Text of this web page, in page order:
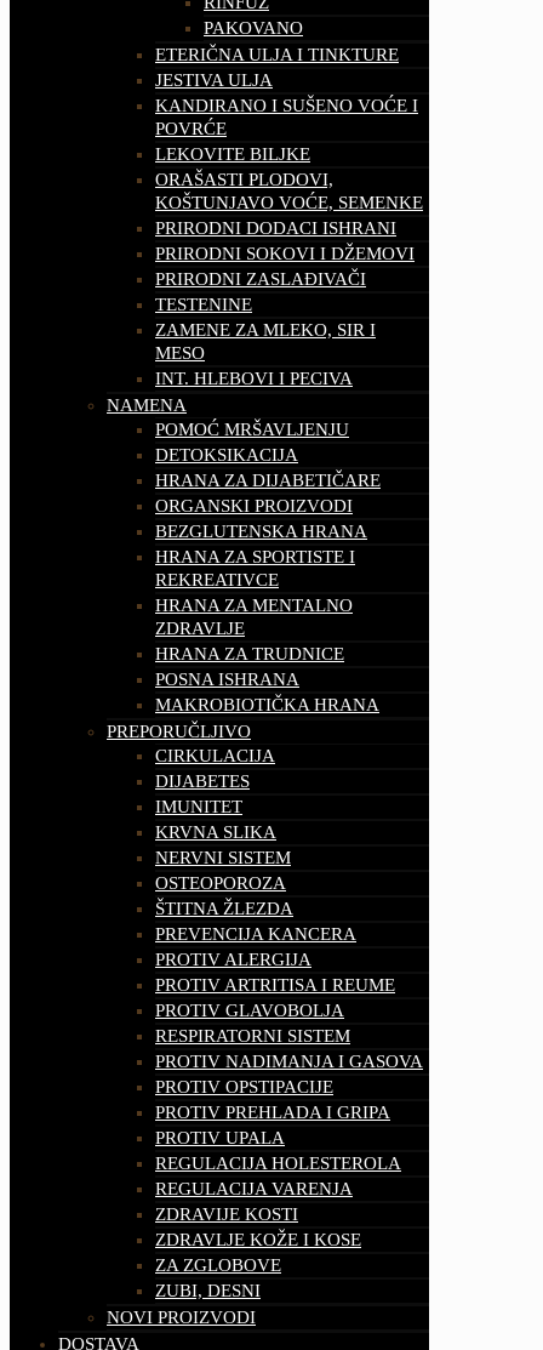
PAKOVANO
ETERIČNA ULJA I TINKTURE
JESTIVA ULJA
KANDIRANO I SUŠENO VOĆE I
POVRĆE
LEKOVITE BILJKE
ORAŠASTI PLODOVI,
KOŠTUNJAVO VOĆE, SEMENKE
PRIRODNI DODACI ISHRANI
PRIRODNI SOKOVI I DŽEMOVI
PRIRODNI ZASLAĐIVAČI
TESTENINE
ZAMENE ZA MLEKO, SIR I
MESO
INT. HLEBOVI I PECIVA
NAMENA
POMOĆ MRŠAVLJENJU
DETOKSIKACIJA
HRANA ZA DIJABETIČARE
ORGANSKI PROIZVODI
BEZGLUTENSKA HRANA
HRANA ZA SPORTISTE I
REKREATIVCE
HRANA ZA MENTALNO
ZDRAVLJE
HRANA ZA TRUDNICE
POSNA ISHRANA
MAKROBIOTIČKA HRANA
PREPORUČLJIVO
CIRKULACIJA
DIJABETES
IMUNITET
KRVNA SLIKA
NERVNI SISTEM
OSTEOPOROZA
ŠTITNA ŽLEZDA
PREVENCIJA KANCERA
PROTIV ALERGIJA
PROTIV ARTRITISA I REUME
PROTIV GLAVOBOLJA
RESPIRATORNI SISTEM
PROTIV NADIMANJA I GASOVA
PROTIV OPSTIPACIJE
PROTIV PREHLADA I GRIPA
PROTIV UPALA
REGULACIJA HOLESTEROLA
REGULACIJA VARENJA
ZDRAVIJE KOSTI
ZDRAVLJE KOŽE I KOSE
ZA ZGLOBOVE
ZUBI, DESNI
NOVI PROIZVODI
DOSTAVA